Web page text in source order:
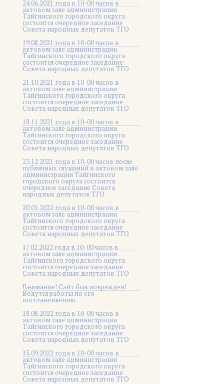
24.06.2021 года в 10-00 часов в
актовом зале администрации
Тайгинского городского округа
состоится очередное заседание
Совета народных депутатов ТГО
19.08.2021 года в 10-00 часов в
актовом зале администрации
Тайгинского городского округа
состоится очередное заседание
Совета народных депутатов ТГО
21.10.2021 года в 10-00 часов в
актовом зале администрации
Тайгинского городского округа
состоится очередное заседание
Совета народных депутатов ТГО
18.11.2021 года в 10-00 часов в
актовом зале администрации
Тайгинского городского округа
состоится очередное заседание
Совета народных депутатов ТГО
23.12.2021 года в 10-00 часов после
публичных слушаний в актовом зале
администрации Тайгинского
городского округа состоится
очередное заседание Совета
народных депутатов ТГО
20.01.2022 года в 10-00 часов в
актовом зале администрации
Тайгинского городского округа
состоится очередное заседание
Совета народных депутатов ТГО
17.02.2022 года в 10-00 часов в
актовом зале администрации
Тайгинского городского округа
состоится очередное заседание
Совета народных депутатов ТГО
Внимание! Сайт был поврежден!
Ведутся работы по его
восстановлению.
18.08.2022 года в 10-00 часов в
актовом зале администрации
Тайгинского городского округа
состоится очередное заседание
Совета народных депутатов ТГО
15.09.2022 года в 10-00 часов в
актовом зале администрации
Тайгинского городского округа
состоится очередное заседание
Совета народных депутатов ТГО